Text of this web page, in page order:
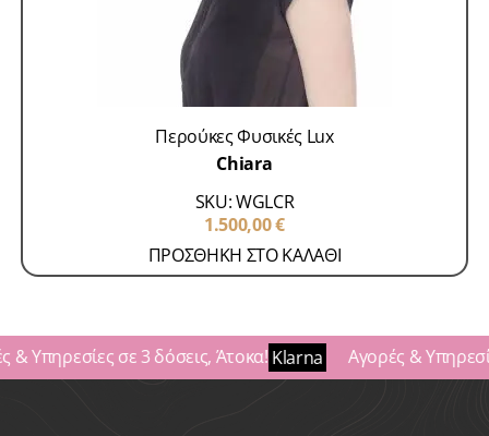
Περούκες Φυσικές Lux
Chiara
SKU: WGLCR
1.500,00€
ΠΡΟΣΘΗΚΗ ΣΤΟ ΚΑΛΑΘΙ
& Υπηρεσίες σε 3 δόσεις, Άτοκα!Klarna Αγορές &